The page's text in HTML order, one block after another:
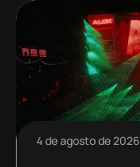
4 de agosto de 2026